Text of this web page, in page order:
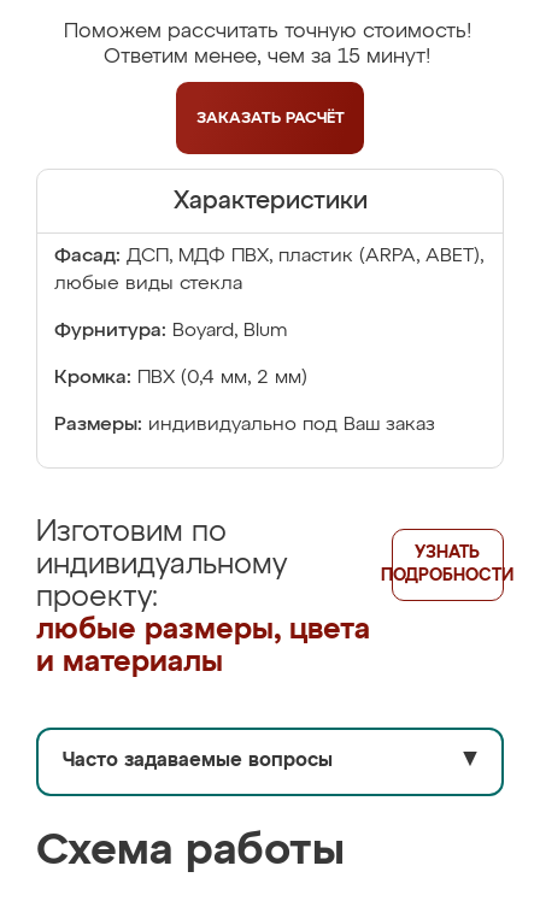
Поможем рассчитать точную стоимость!
Ответим менее, чем за 15 минут!
ЗАКАЗАТЬ РАСЧЁТ
Характеристики
Фасад: ДСП, МДФ ПВХ, пластик (ARPA, ABET),
любые виды стекла
Фурнитура: Boyard, Blum
Кромка: ПВХ (0,4 мм, 2 мм)
Размеры: индивидуально под Ваш заказ
Изготовим по
индивидуальному
проекту:
любые размеры, цвета
и материалы
УЗНАТЬ
ПОДРОБНОСТИ
Часто задаваемые вопросы ▼
Схема работы